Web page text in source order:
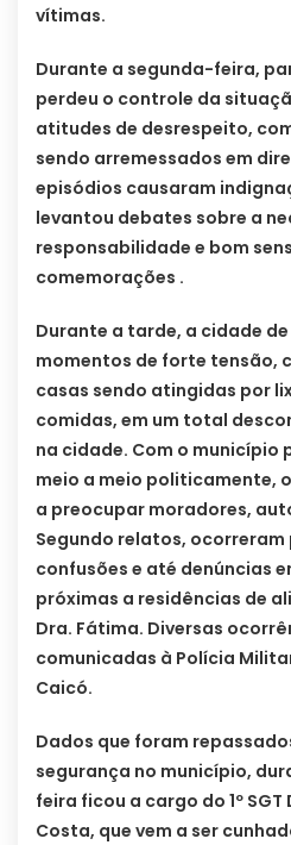
vítimas.
Durante a segunda-feira,
perdeu o controle da
atitudes de desrespeito,
sendo arremessados em
episódios causaram
levantou debates sobre a
responsabilidade e bom
comemorações .
Durante a tarde, a cidade
momentos de forte tensão,
casas sendo atingidas por
comidas, em um total
na cidade. Com o
meio a meio politicamente,
a preocupar moradores,
Segundo relatos,
confusões e até denúncias
próximas a residências de
Dra. Fátima. Diversas
comunicadas à Polícia
Caicó.
Dados que foram
segurança no município,
feira ficou a cargo do 1º
Costa, que vem a ser